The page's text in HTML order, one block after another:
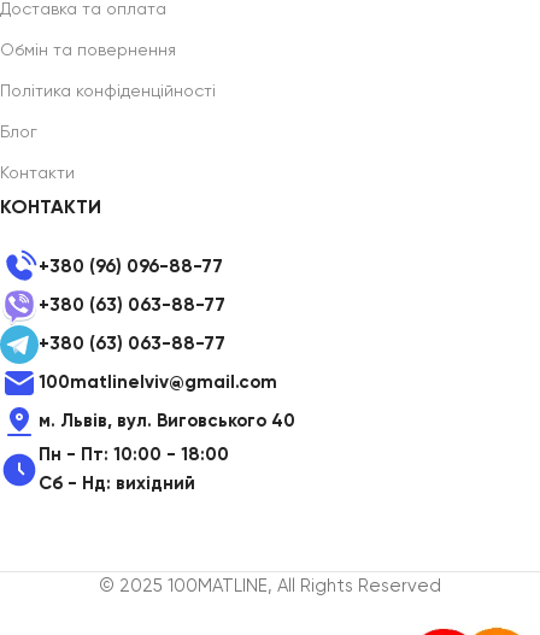
Доставка та оплата
Обмін та повернення
Політика конфіденційності
Блог
Контакти
КОНТАКТИ
+380 (96) 096-88-77
+380 (63) 063-88-77
+380 (63) 063-88-77
100matlinelviv@gmail.com
м. Львів, вул. Виговського 40
Пн - Пт: 10:00 - 18:00
Сб - Нд: вихідний
© 2025 100MATLINE, All Rights Reserved